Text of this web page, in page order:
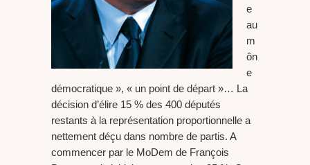
e
au
m
ôn
e
démocratique », « un point de départ »… La
décision d’élire 15 % des 400 députés
restants à la représentation proportionnelle a
nettement déçu dans nombre de partis. A
commencer par le MoDem de François